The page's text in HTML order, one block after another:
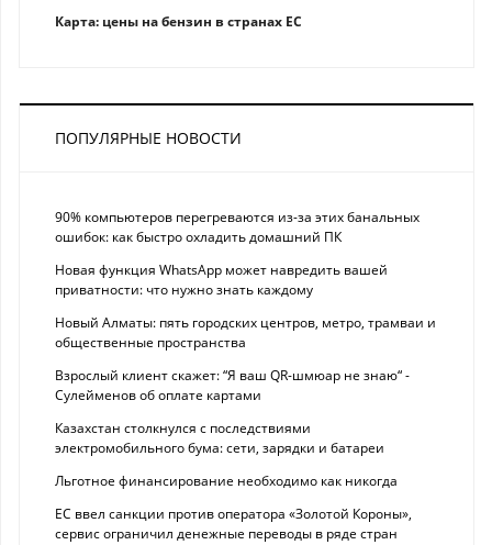
Карта: цены на бензин в странах ЕС
ПОПУЛЯРНЫЕ НОВОСТИ
90% компьютеров перегреваются из-за этих банальных
ошибок: как быстро охладить домашний ПК
Новая функция WhatsApp может навредить вашей
приватности: что нужно знать каждому
Новый Алматы: пять городских центров, метро, трамваи и
общественные пространства
Взрослый клиент скажет: “Я ваш QR-шмюар не знаю“ -
Сулейменов об оплате картами
Казахстан столкнулся с последствиями
электромобильного бума: сети, зарядки и батареи
Льготное финансирование необходимо как никогда
ЕС ввел санкции против оператора «Золотой Короны»,
сервис ограничил денежные переводы в ряде стран